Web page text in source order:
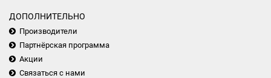
ДОПОЛНИТЕЛЬНО
Производители
Партнёрская программа
Акции
Связаться с нами